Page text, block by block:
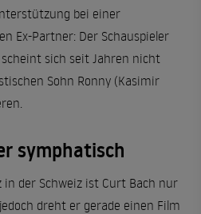
bei einer
Ex-Partner: Der Schauspieler
sich seit Jahren nicht
Sohn Ronny (Kasimir
symphatisch
der Schweiz ist Curt Bach nur
dreht er gerade einen Film